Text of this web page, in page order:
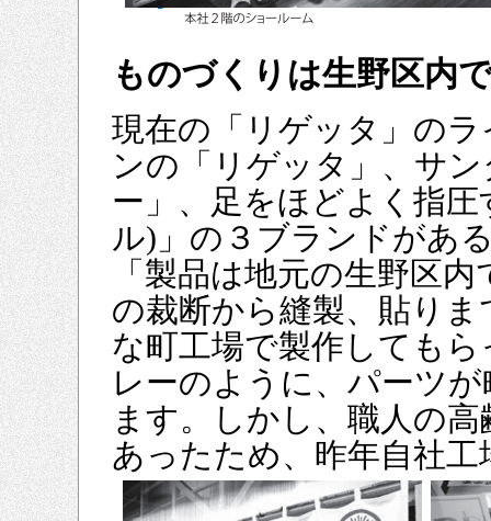
ものづくりは生野区内
現在の「リゲッタ」の
ンの「リゲッタ」、サ
ー」、足をほどよく指
ル)」の３ブランドがあ
「製品は地元の生野区
の裁断から縫製、貼り
な町工場で製作しても
レーのように、パーツ
ます。しかし、職人の
あったため、昨年自社